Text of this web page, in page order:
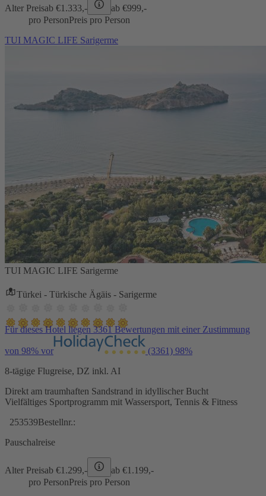
Alter Preisab €1.333,- ab €999,-
pro PersonPreis pro Person
TUI MAGIC LIFE Sarigerme
TUI MAGIC LIFE Sarigerme
Türkei - Türkische Ägäis - Sarigerme
Für dieses Hotel liegen 3361 Bewertungen mit einer Zustimmung
von 98% vor (3361) 98%
8-tägige Flugreise, DZ inkl. AI
Direkt am traumhaften Sandstrand in idyllischer Bucht
Vielfältiges Sportprogramm mit Wassersport, Tennis & Fitness
253539Bestellnr.:
Pauschalreise
Alter Preisab €1.299,- ab €1.199,-
pro PersonPreis pro Person